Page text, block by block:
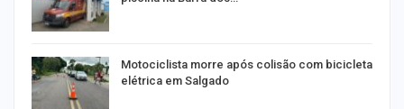
Motociclista morre após colisão com bicicleta
elétrica em Salgado